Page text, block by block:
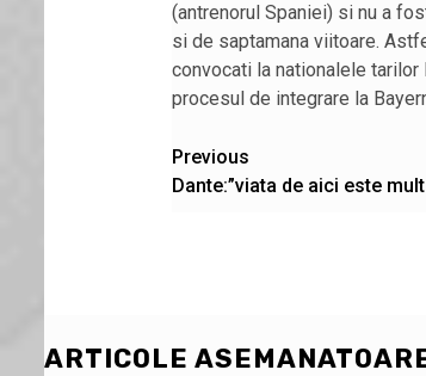
(antrenorul Spaniei) si nu a
si de saptamana viitoare.
convocati la nationalele
procesul de integrare la
Post
navigation
Previous
Dante:”viata de aici este
ARTICOLE